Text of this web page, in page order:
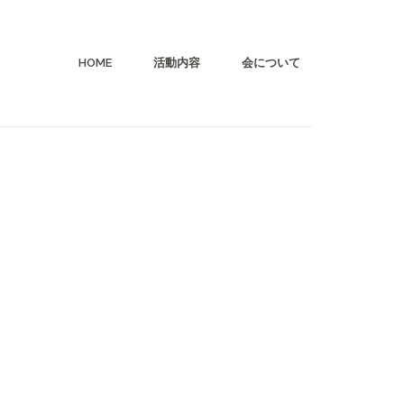
HOME 活動内容 会について